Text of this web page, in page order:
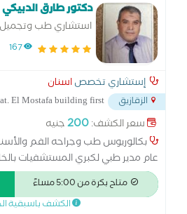
دكتور طارق الدبيكي
استشاري طب وتجميل
167
إستشاري تخصصاسنان
الزقازيق
El Mostafa building first
floor
...سعر الكشف:200جنيه
عام مدير طبي لكبري المستشفيات
الأسنان سابقا مدير إدارة المستشفيات
مدير مؤتمر طب الأسنان الاقليمي لشرق
متاح بكرة من 5:00 مساءً
الكشف باسبقية